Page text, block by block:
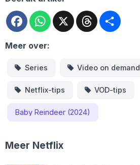
FacebookWhatsApp
X Threads
Meer over:
Series Video on demand
Netflix-tips VOD-tips
Baby Reindeer (2024)
Meer Netflix